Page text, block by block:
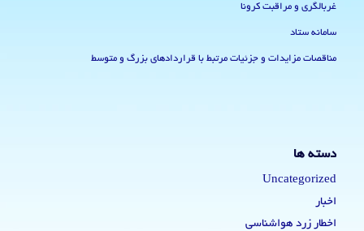
غربالگری و مراقبت کرونا
سامانه ستاد
مناقصات مزایدات و جزئیات مرتبط با قراردادهای بزرگ و متوسط
دسته ها
Uncategorized
اخبار
اخطار زرد هواشناسی